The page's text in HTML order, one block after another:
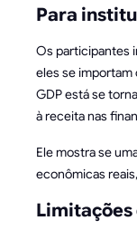
Para
Os participantes
eles se importam
GDP está se
à receita nas
Ele mostra se
econômicas
Limitações